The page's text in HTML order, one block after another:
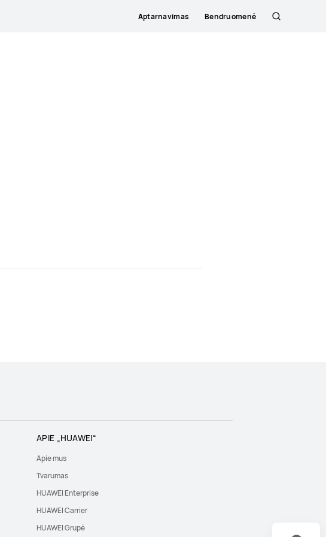
Aptarnavimas Bendruomenė
APIE „HUAWEI“
Apie mus
Tvarumas
HUAWEI Enterprise
HUAWEI Carrier
HUAWEI Grupė